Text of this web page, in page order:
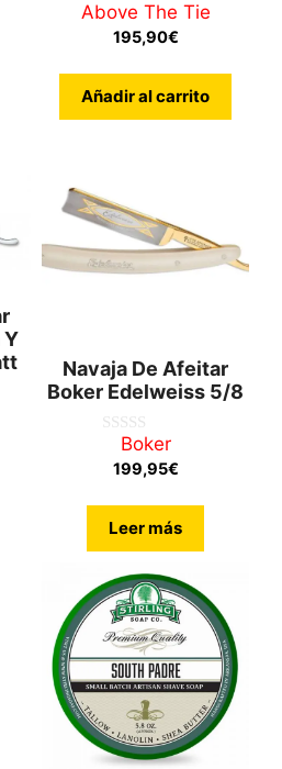
5
Above The Tie
195,90€
Añadir al carrito
Y
Navaja De Afeitar
Boker Edelweiss 5/8
Boker
199,95€
Leer más